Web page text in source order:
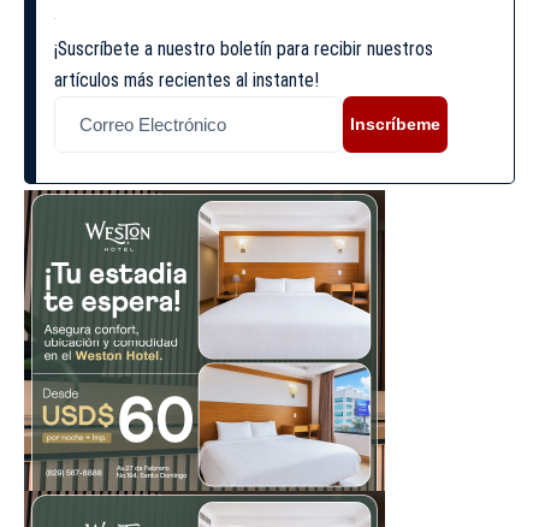
¡Suscríbete a nuestro boletín para recibir nuestros
artículos más recientes al instante!
Inscríbeme